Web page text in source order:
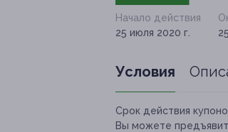
Начало действия
25 июля 2020 г.
Условия
Срок действия
Вы можете